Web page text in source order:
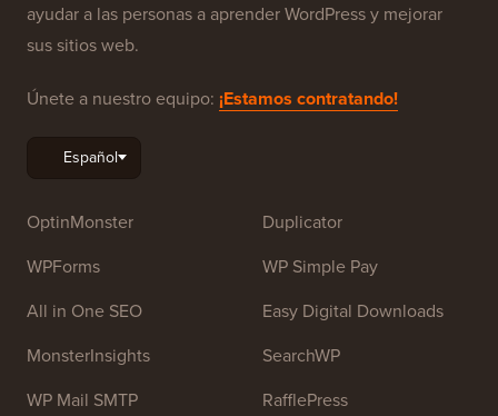
ayudar a las personas a aprender WordPress y mejorar
sus sitios web.
Únete a nuestro equipo: ¡Estamos contratando!
OptinMonster
WPForms
All in One SEO
MonsterInsights
WP Mail SMTP
Duplicator
WP Simple Pay
Easy Digital Downloads
SearchWP
RafflePress